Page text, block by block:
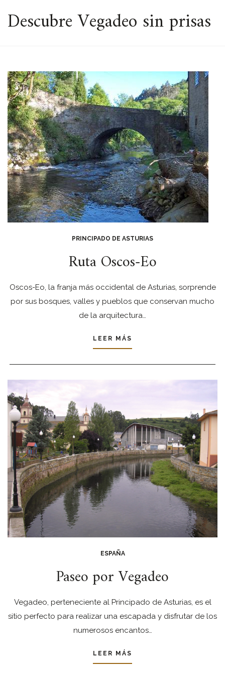
ESPACIO
Descubre Vegadeo sin prisas
PRINCIPADO DE ASTURIAS
Ruta Oscos-Eo
Oscos-Eo, la franja más occidental de Asturias, sorprende
por sus bosques, valles y pueblos que conservan mucho
de la arquitectura…
LEER MÁS
ESPAÑA
Paseo por Vegadeo
Vegadeo, perteneciente al Principado de Asturias, es el
sitio perfecto para realizar una escapada y disfrutar de los
numerosos encantos…
LEER MÁS